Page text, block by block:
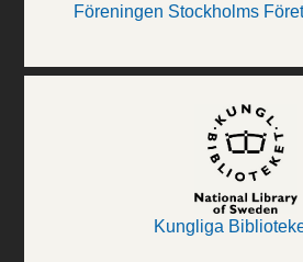
Föreningen Stockholms
Kungliga